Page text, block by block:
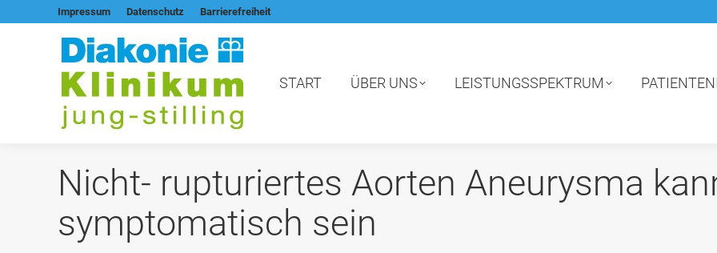
Impressum Datenschutz Barrierefreiheit
START ÜBER UNS LEISTUNGSSPEKTRUM
Nicht- rupturiertes Aorten Aneurysma
symptomatisch sein